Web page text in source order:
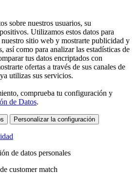
sobre nuestros usuarios, su
Utilizamos estos datos para
sitio web y mostrarte publicidad y
así como para analizar las estadísticas de
tus datos encriptados con
ofertas a través de sus canales de
utilizas sus servicios.
comprueba tu configuración y
de Datos.
Personalizar la configuración
de datos personales
customer match